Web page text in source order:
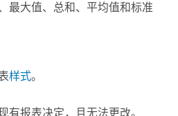
最大值、总和、平均值和标准
样式。
有报表决定，且无法更改。